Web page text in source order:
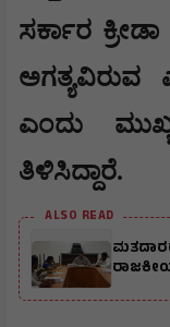
ಸರ್ಕಾರ
ಅಗತ್ಯವಿರುವ
ಎಂದು
ತಿಳಿಸಿದ್ದಾರೆ.
ALSO READ